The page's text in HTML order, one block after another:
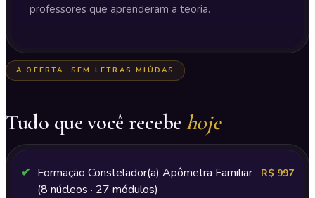
professores que aprenderam a teoria.
A OFERTA, SEM LETRAS MIÚDAS
Tudo que você recebe hoje
✔ Formação Constelador(a) Apômetra Familiar
(8 núcleos · 27 módulos)
R$ 997